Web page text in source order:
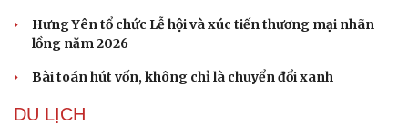
Hưng Yên tổ chức Lễ hội và xúc tiến thương mại nhãn
lồng năm 2026
Bài toán hút vốn, không chỉ là chuyển đổi xanh
DU LỊCH